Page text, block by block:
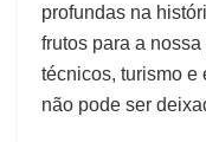
profundas na
frutos para a
técnicos, turismo e
não pode ser